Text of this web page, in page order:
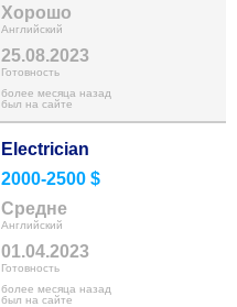
Хорошо
Английский
25.08.2023
Готовность
более месяца назад
был на сайте
Electrician
2000-2500 $
Средне
Английский
01.04.2023
Готовность
более месяца назад
был на сайте